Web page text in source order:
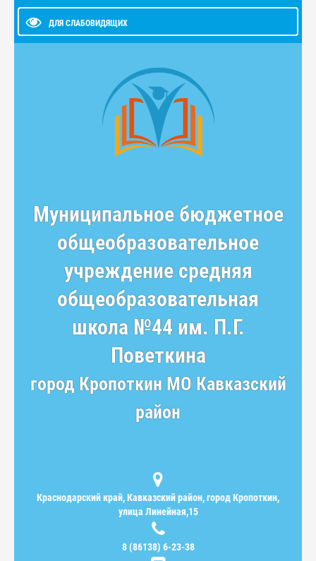
ДЛЯ СЛАБОВИДЯЩИХ
Муниципальное бюджетное
общеобразовательное
учреждение средняя
общеобразовательная
школа №44 им. П.Г.
Поветкина
город Кропоткин МО Кавказский
район
Краснодарский край, Кавказский район, город Кропоткин,
улица Линейная,15
8 (86138) 6-23-38